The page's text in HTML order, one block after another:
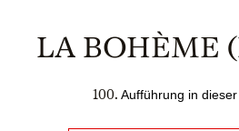
LA BOHÈME
100. Aufführung in